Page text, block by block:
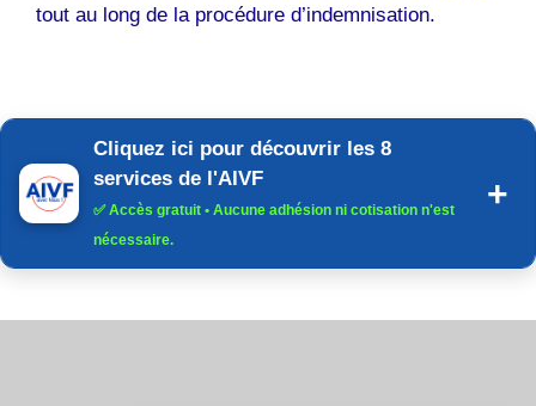
tout au long de la procédure d’indemnisation.
Cliquez ici pour découvrir les 8
services de l'AIVF
✅Accès gratuit • Aucune adhésion ni cotisation n'est
nécessaire.